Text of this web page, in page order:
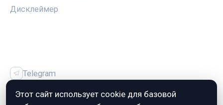
Дисклеймер
Telegram
Vk
Этот сайт использует cookie для базовой